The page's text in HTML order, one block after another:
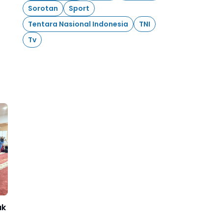
Sorotan
Sport
Tentara Nasional Indonesia
TNI
Tv